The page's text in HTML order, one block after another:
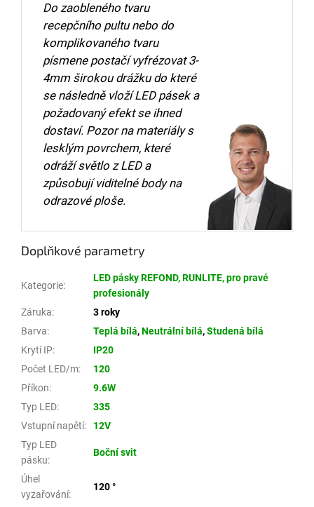
Do zaobleného tvaru
recepčního pultu nebo do
komplikovaného tvaru
písmene postačí vyfrézovat 3-
4mm širokou drážku do které
se následně vloží LED pásek a
požadovaný efekt se ihned
dostaví. Pozor na materiály s
lesklým povrchem, které
odráží světlo z LED a
způsobují viditelné body na
odrazové ploše.
Doplňkové parametry
Kategorie:
LED pásky REFOND, RUNLITE, pro pravé
profesionály
Záruka:
3 roky
Barva: Teplá bílá,Neutrální bílá,Studená bílá
Krytí IP:
IP20
Počet LED/m:
120
Příkon:
9.6W
Typ LED:
335
Vstupní napětí:
12V
Typ LED
pásku:
Boční svit
Úhel
vyzařování:
120 °